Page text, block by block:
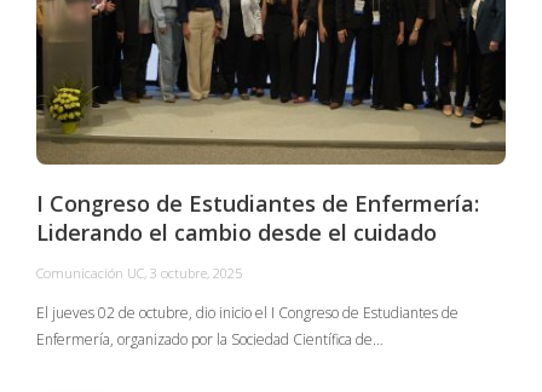
I Congreso de Estudiantes de Enfermería:
Liderando el cambio desde el cuidado
Comunicación UC, 3 octubre, 2025
El jueves 02 de octubre, dio inicio el I Congreso de Estudiantes de
Enfermería, organizado por la Sociedad Científica de…